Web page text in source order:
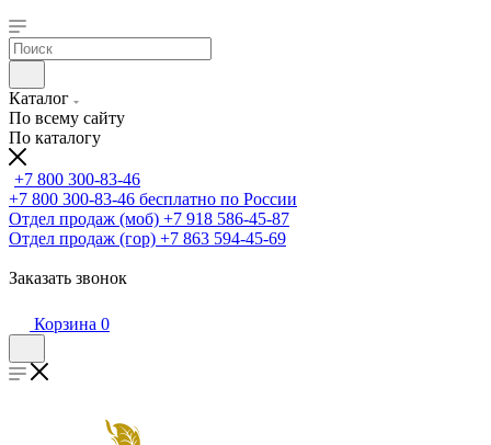
Каталог
По всему сайту
По каталогу
+7 800 300-83-46
+7 800 300-83-46 бесплатно по России
Отдел продаж (моб) +7 918 586-45-87
Отдел продаж (гор) +7 863 594-45-69
Заказать звонок
Корзина 0